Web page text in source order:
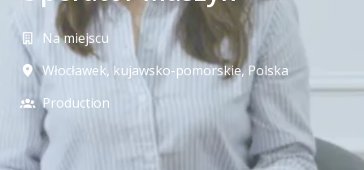
Na miejscu
Włocławek, kujawsko-pomorskie, Polska
Production